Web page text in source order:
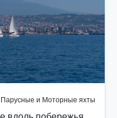
Парусные и Моторные яхты